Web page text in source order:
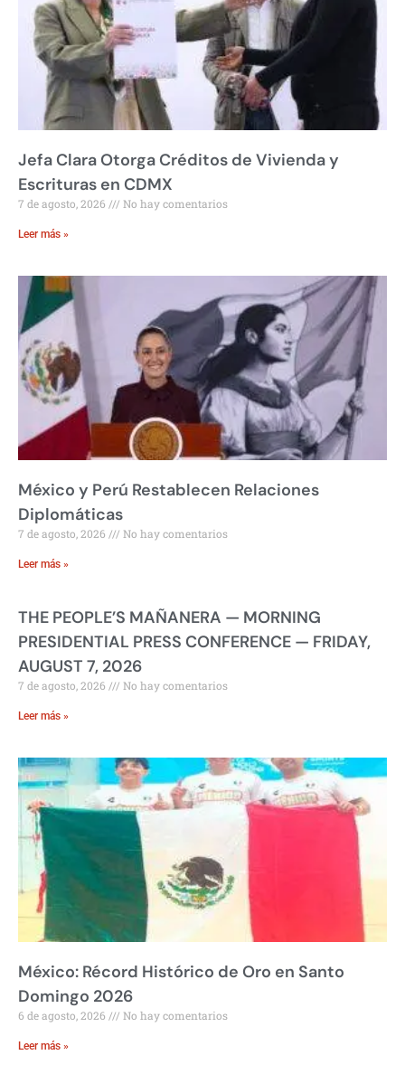
Jefa Clara Otorga Créditos de Vivienda y
Escrituras en CDMX
7 de agosto, 2026 No hay comentarios
Leer más »
México y Perú Restablecen Relaciones
Diplomáticas
7 de agosto, 2026 No hay comentarios
Leer más »
THE PEOPLE’S MAÑANERA — MORNING
PRESIDENTIAL PRESS CONFERENCE — FRIDAY,
AUGUST 7, 2026
7 de agosto, 2026 No hay comentarios
Leer más »
México: Récord Histórico de Oro en Santo
Domingo 2026
6 de agosto, 2026 No hay comentarios
Leer más »